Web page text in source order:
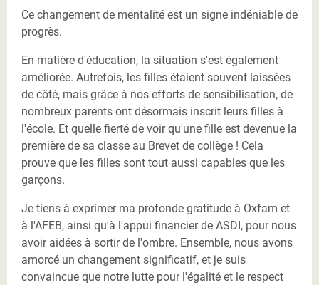
Ce changement de mentalité est un signe indéniable de
progrès.
En matière d'éducation, la situation s'est également
améliorée. Autrefois, les filles étaient souvent laissées
de côté, mais grâce à nos efforts de sensibilisation, de
nombreux parents ont désormais inscrit leurs filles à
l'école. Et quelle fierté de voir qu'une fille est devenue la
première de sa classe au Brevet de collège ! Cela
prouve que les filles sont tout aussi capables que les
garçons.
Je tiens à exprimer ma profonde gratitude à Oxfam et
à l'AFEB, ainsi qu'à l'appui financier de ASDI, pour nous
avoir aidées à sortir de l'ombre. Ensemble, nous avons
amorcé un changement significatif, et je suis
convaincue que notre lutte pour l'égalité et le respect